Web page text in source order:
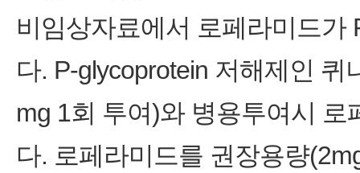
비임상자료에서 로페라미드가
다. P‑glycoprotein 저해제인
mg 1회 투여)와 병용투여시
다. 로페라미드를 권장용량